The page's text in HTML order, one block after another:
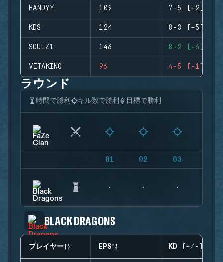
HANDYY 109 7-5 (+2)
KDS 124 8-3 (+5)
SOULZ1 146 8-2 (+6)
VITAKING 96 4-5 (-1)
ラウンド
時間で勝利 キル数で勝利 目標で勝利
01 02 03
BLACK DRAGONS
プレイヤー EPS KD (+/-)